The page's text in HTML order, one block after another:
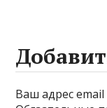
Ваш адрес email